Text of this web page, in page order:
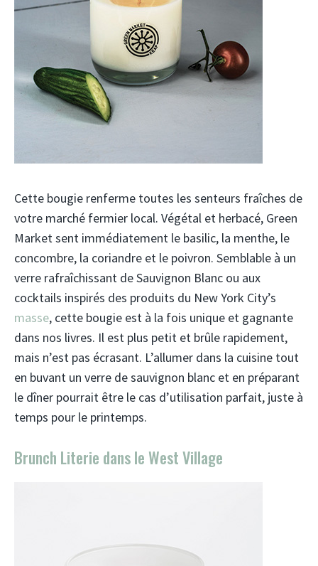
Cette bougie renferme toutes les senteurs fraîches de
votre marché fermier local. Végétal et herbacé, Green
Market sent immédiatement le basilic, la menthe, le
concombre, la coriandre et le poivron. Semblable à un
verre rafraîchissant de Sauvignon Blanc ou aux
cocktails inspirés des produits du New York City’s
masse, cette bougie est à la fois unique et gagnante
dans nos livres. Il est plus petit et brûle rapidement,
mais n’est pas écrasant. L’allumer dans la cuisine tout
en buvant un verre de sauvignon blanc et en préparant
le dîner pourrait être le cas d’utilisation parfait, juste à
temps pour le printemps.
Brunch Literie dans le West Village